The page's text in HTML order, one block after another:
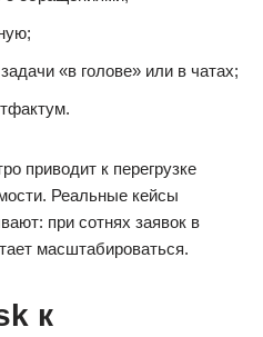
«в голове» или в чатах;
приводит к перегрузке
Реальные кейсы
при сотнях заявок в
масштабироваться.
к